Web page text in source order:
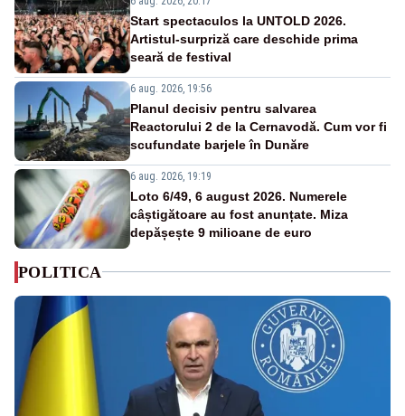
Start spectaculos la UNTOLD 2026.
Artistul-surpriză care deschide prima
seară de festival
6 aug. 2026, 19:56
Planul decisiv pentru salvarea
Reactorului 2 de la Cernavodă. Cum vor fi
scufundate barjele în Dunăre
6 aug. 2026, 19:19
Loto 6/49, 6 august 2026. Numerele
câștigătoare au fost anunțate. Miza
depășește 9 milioane de euro
POLITICA